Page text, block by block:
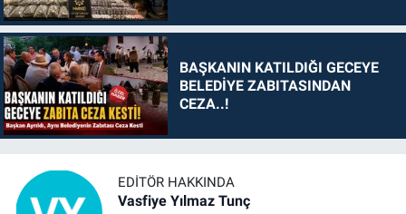
BAŞKANIN KATILDIĞI GECEYE
BELEDİYE ZABITASINDAN
CEZA..!
EDITÖR HAKKINDA
Vasfiye Yılmaz Tunç